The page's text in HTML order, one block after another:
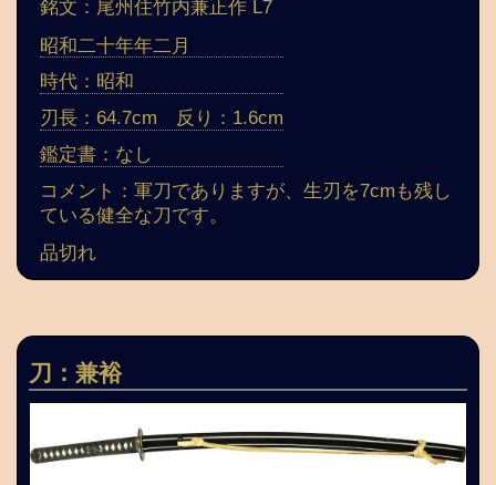
銘文：尾州住竹内兼正作 L7
昭和二十年年二月
時代：昭和
刃長：64.7cm 反り：1.6cm
鑑定書：なし
コメント：軍刀でありますが、生刃を7cmも残し
ている健全な刀です。
品切れ
刀：兼裕